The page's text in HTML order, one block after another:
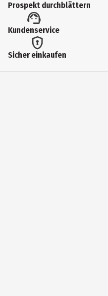
Prospekt durchblättern
Kundenservice
Sicher einkaufen